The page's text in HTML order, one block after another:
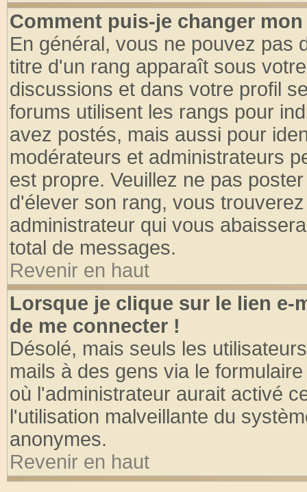
Comment puis-je changer
En général, vous ne pouvez pas
titre d'un rang apparaît sous
discussions et dans votre profil
forums utilisent les rangs pour
avez postés, mais aussi pour
modérateurs et administrateurs
est propre. Veuillez ne pas
d'élever son rang, vous
administrateur qui vous
total de messages.
Revenir en haut
Lorsque je clique sur le lien e-
de me connecter !
Désolé, mais seuls les
mails à des gens via le
où l'administrateur aurait activé
l'utilisation malveillante du
anonymes.
Revenir en haut